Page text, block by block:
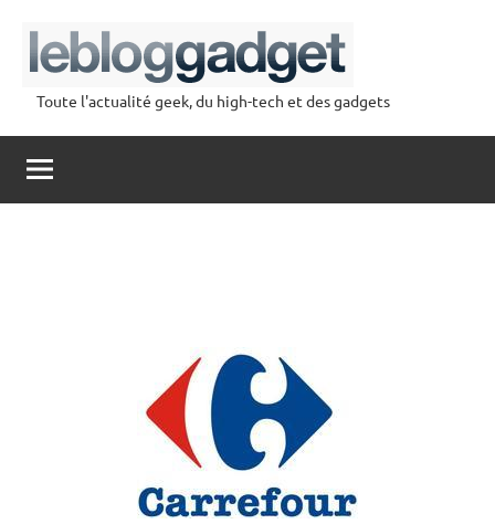
contenu
lebloggadget
Toute l'actualité geek, du high-tech et des gadgets